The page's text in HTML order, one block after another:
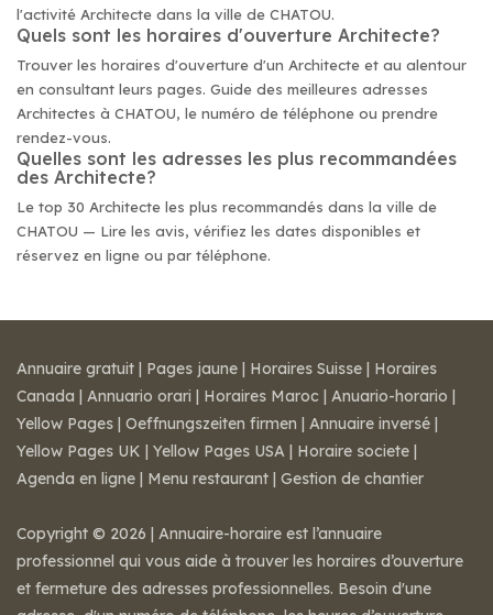
l'activité Architecte dans la ville de CHATOU.
Quels sont les horaires d'ouverture Architecte?
Trouver les horaires d'ouverture d'un Architecte et au alentour
en consultant leurs pages. Guide des meilleures adresses
Architectes à CHATOU, le numéro de téléphone ou prendre
rendez-vous.
Quelles sont les adresses les plus recommandées
des Architecte?
Le top 30 Architecte les plus recommandés dans la ville de
CHATOU — Lire les avis, vérifiez les dates disponibles et
réservez en ligne ou par téléphone.
Annuaire gratuit | Pages jaune | Horaires Suisse | Horaires
Canada | Annuario orari | Horaires Maroc | Anuario-horario |
Yellow Pages | Oeffnungszeiten firmen | Annuaire inversé |
Yellow Pages UK | Yellow Pages USA | Horaire societe |
Agenda en ligne | Menu restaurant | Gestion de chantier
Copyright © 2026 | Annuaire-horaire est l’annuaire
professionnel qui vous aide à trouver les horaires d’ouverture
et fermeture des adresses professionnelles. Besoin d'une